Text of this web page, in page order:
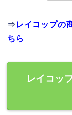
⇒ レイコップの
ちら
レイコッ